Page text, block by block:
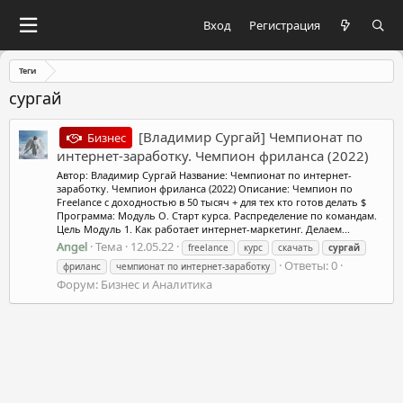
Вход Регистрация
Теги
сургай
Бизнес
[Владимир Сургай] Чемпионат по
интернет-заработку. Чемпион фриланса (2022)
Автор: Владимир Сургай Название: Чемпионат по интернет-
заработку. Чемпион фриланса (2022) Описание: Чемпион по
Freelance с доходностью в 50 тысяч + для тех кто готов делать $
Программа: Модуль О. Старт курса. Распределение по командам.
Цель Модуль 1. Как работает интернет-маркетинг. Делаем...
Angel Тема 12.05.22 freelance курс скачать
сургай
фриланс
чемпионат по интернет-заработку
Ответы: 0
Форум: Бизнес и Аналитика